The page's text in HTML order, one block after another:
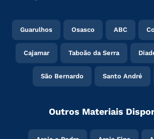
Guarulhos Osasco ABC
Cajamar Taboão da Serra
São Bernardo Santo André
Outros Materiais